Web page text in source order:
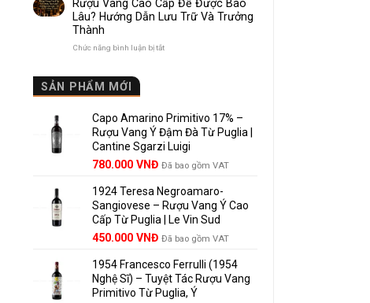
Cho
Người
nhau
và
chọn
đáng
giá?
Bouteille
au
rượu
vang
Pháp
và
những
yêu
vang
nên
Rượu Vang Cao Cấp Để Được Bao
Lâu? Hướng Dẫn Lưu Trữ Và Trưởng
Thành
Chức năng bình luận bị tắtở
Được
Bao
Lâu?
Hướng
Dẫn
Trữ
Và
Trưởng
Thành
SẢN PHẨM MỚI
Capo Amarino Primitivo 17% –
Rượu Vang Ý Đậm Đà Từ Puglia |
Cantine Sgarzi Luigi
Giá
là:
858.000 VNĐ.
780.000 VNĐGiá
tại
là:
780.000 VNĐ.
Đã bao gồm VAT
1924 Teresa Negroamaro-
Sangiovese – Rượu Vang Ý Cao
Cấp Từ Puglia | Le Vin Sud
Giá
là:
495.000 VNĐ.
450.000 VNĐGiá
tại
là:
450.000 VNĐ.
Đã bao gồm VAT
1954 Francesco Ferrulli (1954
Nghệ Sĩ) – Tuyệt Tác Rượu Vang
Primitivo Từ Puglia, Ý